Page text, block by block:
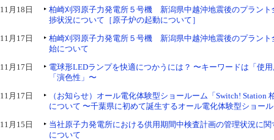
11月18日
柏崎刈羽原子力発電所５号機 新潟県中越沖地震後のプラント
捗状況について［原子炉の起動について］
11月17日
柏崎刈羽原子力発電所５号機 新潟県中越沖地震後のプラント
始について
11月17日
電球形LEDランプを快適につかうには？ 〜キーワードは「使
「演色性」〜
11月17日
（お知らせ）オール電化体験型ショールーム「Switch! Station
について 〜千葉県に初めて誕生するオール電化体験型ショー
11月15日
当社原子力発電所における供用期間中検査計画の管理状況に
について